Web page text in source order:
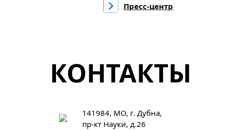
Пресс-центр
КОНТАКТЫ
141984, МО, г. Дубна,
пр-кт Науки, д.26